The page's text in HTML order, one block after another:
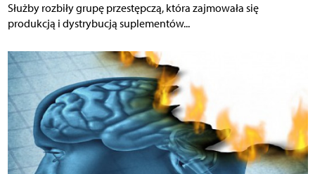
Służby rozbiły grupę przestępczą, która zajmowała się
produkcją i dystrybucją suplementów...